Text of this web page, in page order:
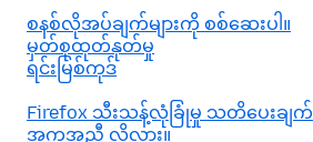
စနစ်လိုအပ်ချက်များကို စစ်ဆေးပါ။
မှတ်စုထုတ်နုတ်မှု
ရင်းမြစ်ကုဒ်
Firefox သီးသန့်လုံခြုံမှု သတိပေးချက်
အကူအညီ လိုလား။